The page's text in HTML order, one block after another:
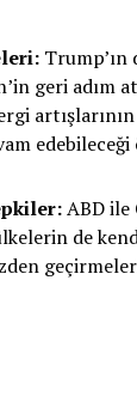
Trump’ın
geri adım
ABD ile
de